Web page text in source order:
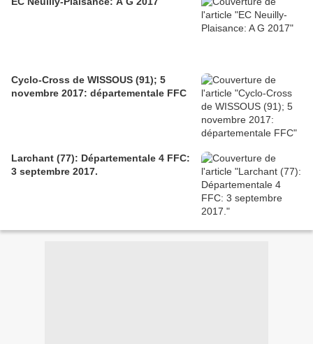
Cyclo-Cross de WISSOUS (91); 5
novembre 2017: départementale FFC
Larchant (77): Départementale 4 FFC:
3 septembre 2017.